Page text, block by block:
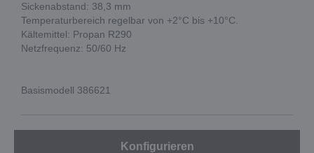
Sickenabstand: 38,3 mm
Temperaturbereich regelbar von +2°C bis +10°C.
Kältemittel: Propan R290
Netzfrequenz: 50/60 Hz
Basismodell 386621
Konfigurieren